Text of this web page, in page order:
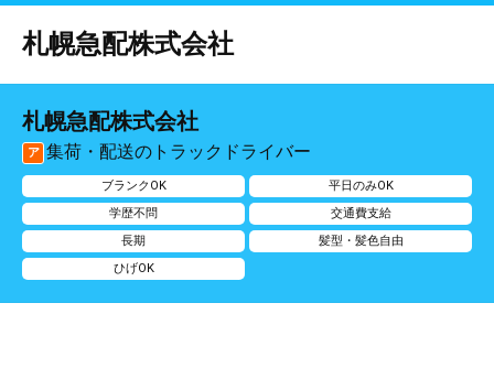
札幌急配株式会社
札幌急配株式会社
ア 集荷・配送のトラックドライバー
ブランクOK
平日のみOK
学歴不問
交通費支給
長期
髪型・髪色自由
ひげOK